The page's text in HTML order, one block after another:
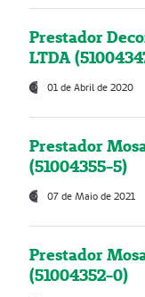
Prestador
LTDA
01 de Abril de 2020
Prestador
(51004355-5)
07 de Maio de 2021
Prestador
(51004352-0)